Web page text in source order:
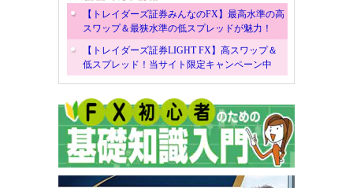
【トレイダーズ証券みんなのFX】最高水準の高
スワップ＆最狭水準の低スプレッドが魅力！
【トレイダーズ証券LIGHT FX】高スワップ＆
低スプレッド！当サイト限定キャンペーン中